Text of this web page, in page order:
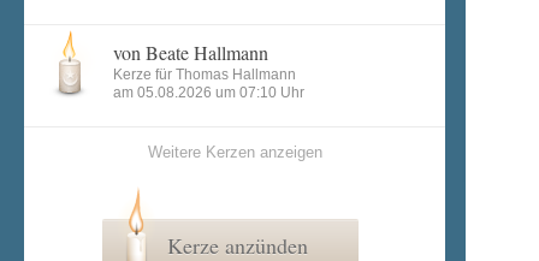
von Beate Hallmann
Kerze für Thomas Hallmann
am 05.08.2026 um 07:10 Uhr
Weitere Kerzen anzeigen
Kerze anzünden